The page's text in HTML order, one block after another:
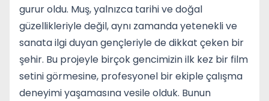
gurur oldu. Muş, yalnızca tarihi ve doğal
güzellikleriyle değil, aynı zamanda yetenekli ve
sanata ilgi duyan gençleriyle de dikkat çeken bir
şehir. Bu projeyle birçok gencimizin ilk kez bir film
setini görmesine, profesyonel bir ekiple çalışma
deneyimi yaşamasına vesile olduk. Bunun